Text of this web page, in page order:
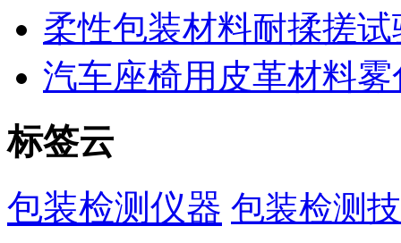
柔性包装材料耐揉搓
汽车座椅用皮革材料
标签云
包装检测仪器 包装检测